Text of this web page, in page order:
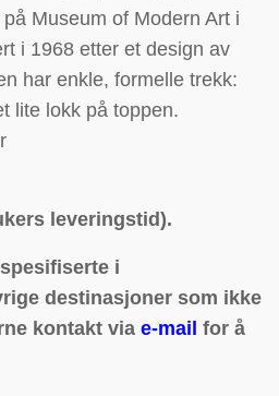
Museum of Modern Art i
i 1968 etter et design av
har enkle, formelle trekk:
lite lokk på toppen.
leveringstid).
i
destinasjoner som ikke
kontakt via e-mail for å